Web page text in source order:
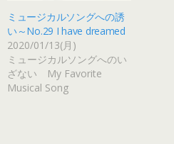
ミュージカルソングへの誘
い～No.29 I have dreamed
2020/01/13(月)
ミュージカルソングへのい
ざない My Favorite
Musical Song